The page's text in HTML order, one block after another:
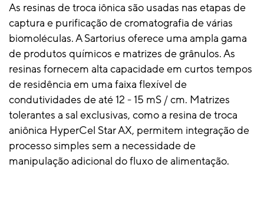
As resinas de troca iônica são usadas nas etapas de
captura e purificação de cromatografia de várias
biomoléculas. A Sartorius oferece uma ampla gama
de produtos químicos e matrizes de grânulos. As
resinas fornecem alta capacidade em curtos tempos
de residência em uma faixa flexível de
condutividades de até 12 - 15 mS / cm. Matrizes
tolerantes a sal exclusivas, como a resina de troca
aniônica HyperCel Star AX, permitem integração de
processo simples sem a necessidade de
manipulação adicional do fluxo de alimentação.